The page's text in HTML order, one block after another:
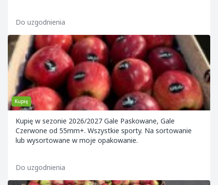
Do uzgodnienia
Kupię
Kupię w sezonie 2026/2027 Gale Paskowane, Gale
Czerwone od 55mm+. Wszystkie sporty. Na sortowanie
lub wysortowane w moje opakowanie.
Do uzgodnienia